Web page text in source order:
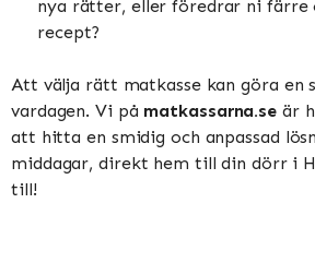
nya rätter, eller föredrar ni färre
recept?
Att välja rätt matkasse kan göra en
vardagen. Vi på matkassarna.se är
att hitta en smidig och anpassad
middagar, direkt hem till din dörr i
till!